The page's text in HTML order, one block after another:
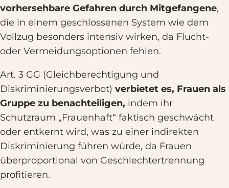
vorhersehbare Gefahren durch Mitgefangene,
die in einem geschlossenen System wie dem
Vollzug besonders intensiv wirken, da Flucht-
oder Vermeidungsoptionen fehlen.
Art. 3 GG (Gleichberechtigung und
Diskriminierungsverbot) verbietet es, Frauen als
Gruppe zu benachteiligen, indem ihr
Schutzraum „Frauenhaft“ faktisch geschwächt
oder entkernt wird, was zu einer indirekten
Diskriminierung führen würde, da Frauen
überproportional von Geschlechtertrennung
profitieren.